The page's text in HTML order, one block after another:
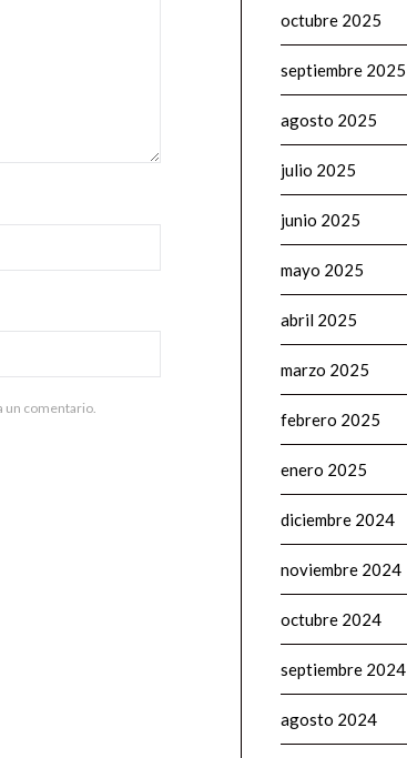
un comentario.
octubre 2025
septiembre 2025
agosto 2025
julio 2025
junio 2025
mayo 2025
abril 2025
marzo 2025
febrero 2025
enero 2025
diciembre 2024
noviembre 2024
octubre 2024
septiembre 2024
agosto 2024